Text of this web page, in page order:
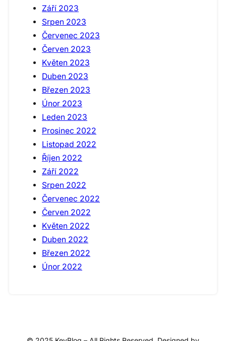
Září 2023
Srpen 2023
Červenec 2023
Červen 2023
Květen 2023
Duben 2023
Březen 2023
Únor 2023
Leden 2023
Prosinec 2022
Listopad 2022
Říjen 2022
Září 2022
Srpen 2022
Červenec 2022
Červen 2022
Květen 2022
Duben 2022
Březen 2022
Únor 2022